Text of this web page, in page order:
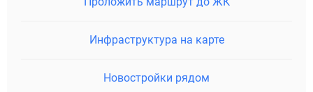
Инфраструктура на карте
Новостройки рядом